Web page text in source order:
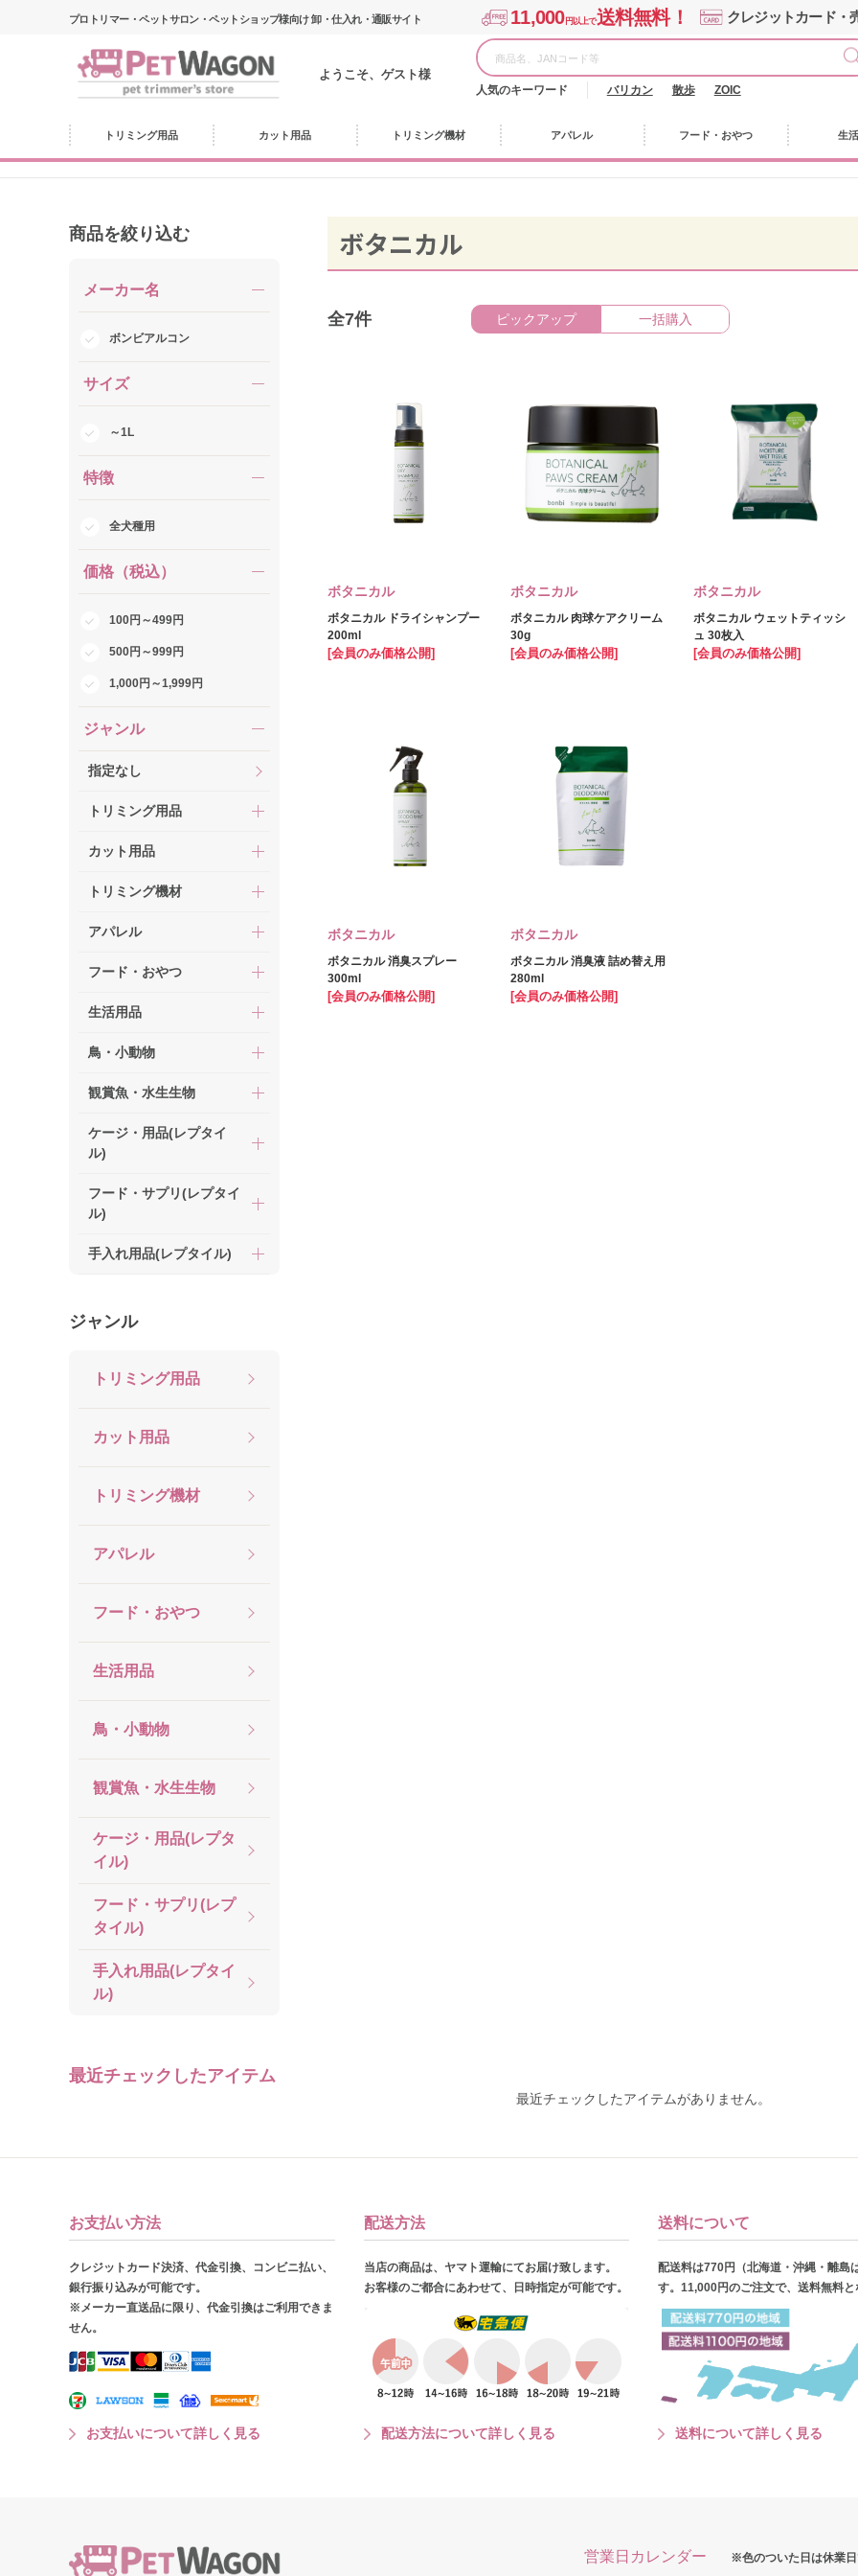
プロトリマー・ペットサロン・ペットショップ様向け 卸・仕入れ・通販サイト 11,000円以上で送料無料！ クレジットカード・
ようこそ、ゲスト様
人気のキーワード バリカン 散歩 ZOIC
トリミング用品 カット用品 トリミング機材 アパレル フード・おやつ 生
商品を絞り込む
メーカー名
ボンビアルコン
サイズ
～1L
特徴
全犬種用
価格（税込）
100円～499円
500円～999円
1,000円～1,999円
ジャンル
指定なし
トリミング用品
カット用品
トリミング機材
アパレル
フード・おやつ
生活用品
鳥・小動物
観賞魚・水生生物
ケージ・用品(レプタイ
ル)
フード・サプリ(レプタイ
ル)
手入れ用品(レプタイル)
ジャンル
トリミング用品
カット用品
トリミング機材
アパレル
フード・おやつ
生活用品
鳥・小動物
観賞魚・水生生物
ケージ・用品(レプタ
イル)
フード・サプリ(レプ
タイル)
手入れ用品(レプタイ
ル)
ボタニカル
全7件 ピックアップ 一括購入
ボタニカル
ボタニカル ドライシャンプー
200ml
[会員のみ価格公開]
ボタニカル
ボタニカル 肉球ケアクリーム
30g
[会員のみ価格公開]
ボタニカル
ボタニカル ウェットティッシ
ュ 30枚入
[会員のみ価格公開]
ボタニカル
ボタニカル 消臭スプレー
300ml
[会員のみ価格公開]
ボタニカル
ボタニカル 消臭液 詰め替え用
280ml
[会員のみ価格公開]
最近チェックしたアイテム
最近チェックしたアイテムがありません。
お支払い方法
クレジットカード決済、代金引換、コンビニ払い、
銀行振り込みが可能です。
※メーカー直送品に限り、代金引換はご利用できま
せん。
お支払いについて詳しく見る
配送方法
当店の商品は、ヤマト運輸にてお届け致します。
お客様のご都合にあわせて、日時指定が可能です。
配送方法について詳しく見る
送料について
配送料は770円（北海道・沖縄・離島
す。11,000円のご注文で、送料無料と
送料について詳しく見る
営業日カレンダー ※色のついた日は休業日